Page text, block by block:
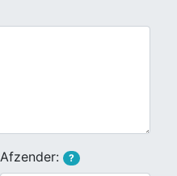
Afzender: ?